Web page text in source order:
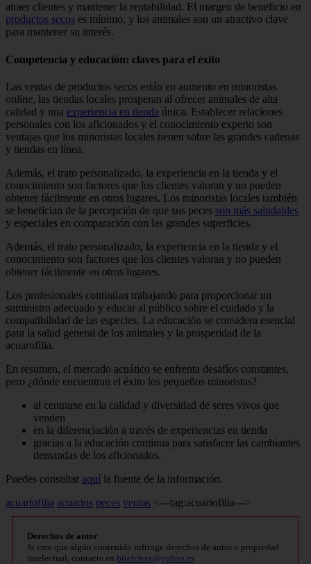
atraer clientes y mantener la rentabilidad. El margen de beneficio en
productos secos es mínimo, y los animales son un atractivo clave
para mantener su interés.
Competencia y educación: claves para el éxito
Las ventas de productos secos están en aumento en minoristas
online, las tiendas locales prosperan al ofrecer animales de alta
calidad y una experiencia en tienda única. Establecer relaciones
personales con los aficionados y el conocimiento experto son
ventajas que los minoristas locales tienen sobre las grandes cadenas
y tiendas en línea.
Además, el trato personalizado, la experiencia en la tienda y el
conocimiento son factores que los clientes valoran y no pueden
obtener fácilmente en otros lugares. Los minoristas locales también
se benefician de la percepción de que sus peces son más saludables
y especiales en comparación con las grandes superficies.
Además, el trato personalizado, la experiencia en la tienda y el
conocimiento son factores que los clientes valoran y no pueden
obtener fácilmente en otros lugares.
Los profesionales continúan trabajando para proporcionar un
suministro adecuado y educar al público sobre el cuidado y la
compatibilidad de las especies. La educación se considera esencial
para la salud general de los animales y la prosperidad de la
acuarofilia.
En resumen, el mercado acuático se enfrenta desafíos constantes,
pero ¿dónde encuentran el éxito los pequeños minoristas?
al centrarse en la calidad y diversidad de seres vivos que
venden
en la diferenciación a través de experiencias en tienda
gracias a la educación continua para satisfacer las cambiantes
demandas de los aficionados.
Puedes consultar aquí la fuente de la información.
acuariofilia acuarios peces ventas <---tag:acuariofilia--->
Derechos de autor
Si cree que algún contenido infringe derechos de autor o propiedad
intelectual, contacte en bitelchux@yahoo.es